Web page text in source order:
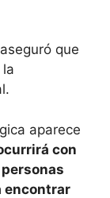
que
aparece
con
encontrar